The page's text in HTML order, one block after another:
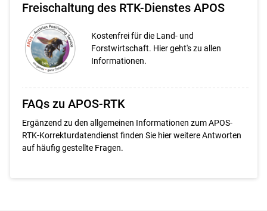
Freischaltung des RTK-Dienstes APOS
Kostenfrei für die Land- und
Forstwirtschaft. Hier geht's zu allen
Informationen.
FAQs zu APOS-RTK
Ergänzend zu den allgemeinen Informationen zum APOS-
RTK-Korrekturdatendienst finden Sie hier weitere Antworten
auf häufig gestellte Fragen.